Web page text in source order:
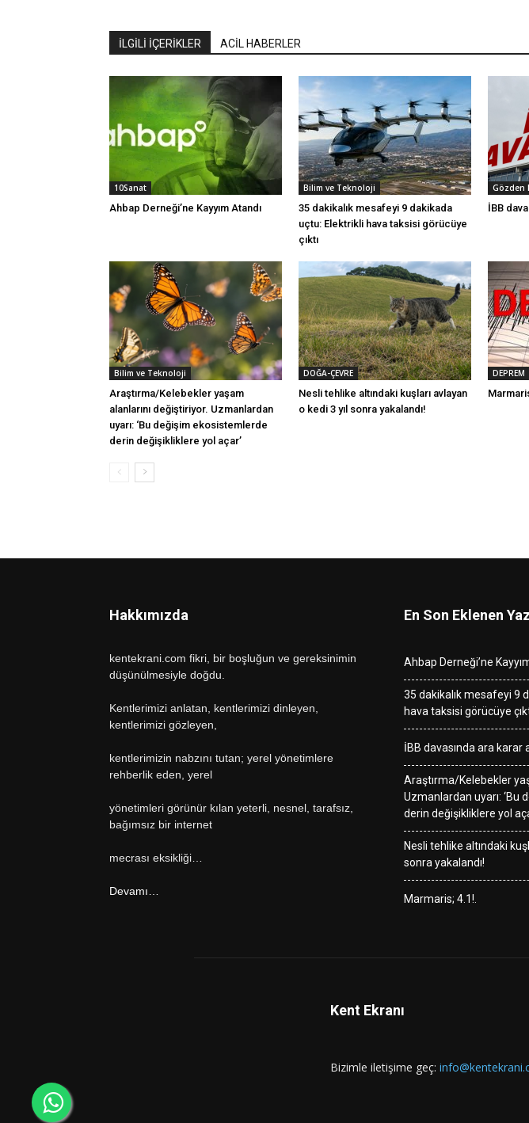
İLGİLİ İÇERİKLER ACİL HABERLER
10Sanat
Ahbap Derneği’ne Kayyım Atandı
Bilim ve Teknoloji
35 dakikalık mesafeyi 9 dakikada
uçtu: Elektrikli hava taksisi görücüye
çıktı
Gözden
İBB
Bilim ve Teknoloji
Araştırma/Kelebekler yaşam
alanlarını değiştiriyor. Uzmanlardan
uyarı: ‘Bu değişim ekosistemlerde
derin değişikliklere yol açar’
DOĞA-ÇEVRE
Nesli tehlike altındaki kuşları avlayan
o kedi 3 yıl sonra yakalandı!
DEPREM
Hakkımızda
kentekrani.com fikri, bir boşluğun ve gereksinimin
düşünülmesiyle doğdu.
Kentlerimizi anlatan, kentlerimizi dinleyen,
kentlerimizi gözleyen,
kentlerimizin nabzını tutan; yerel yönetimlere
rehberlik eden, yerel
yönetimleri görünür kılan yeterli, nesnel, tarafsız,
bağımsız bir internet
mecrası eksikliği…
Devamı…
En Son Eklenen
Ahbap Derneği’ne
35 dakikalık mesafeyi 9
hava taksisi görücüye
İBB davasında ara karar
Araştırma/Kelebekler
Uzmanlardan uyarı: ‘Bu
derin değişikliklere yol
Nesli tehlike altındaki
sonra yakalandı!
Marmaris; 4.1!.
Kent Ekranı
Bizimle iletişime geç: